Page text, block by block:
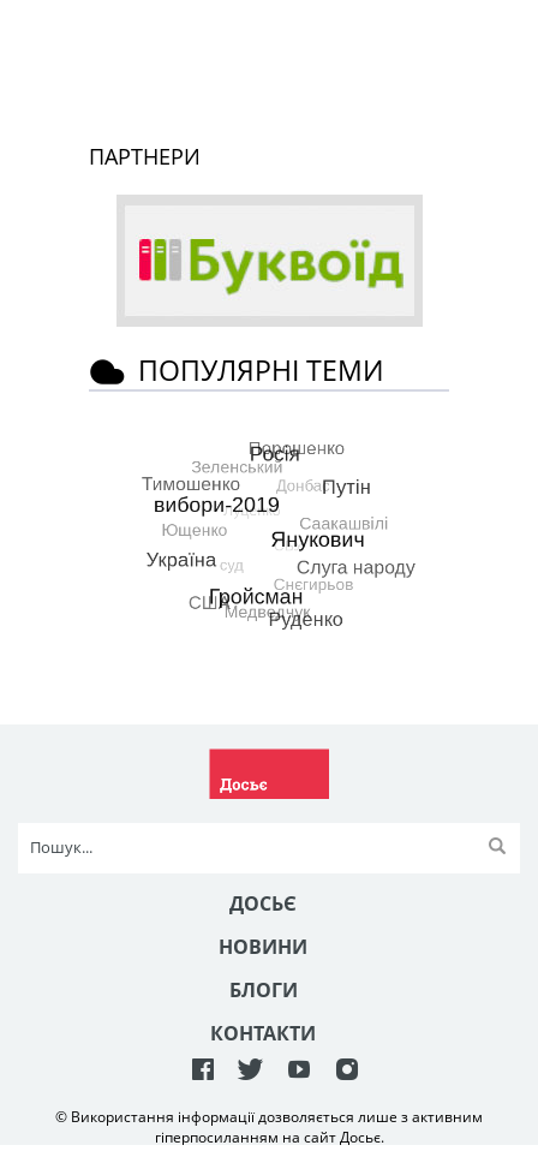
ПАРТНЕРИ
ПОПУЛЯРНІ ТЕМИ
ДОСЬЄ
НОВИНИ
БЛОГИ
КОНТАКТИ
© Використання інформації дозволяється лише з активним
гіперпосиланням на сайт Досьє.